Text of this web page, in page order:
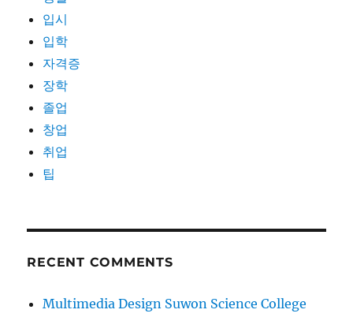
입시
입학
자격증
장학
졸업
창업
취업
팁
RECENT COMMENTS
Multimedia Design Suwon Science College